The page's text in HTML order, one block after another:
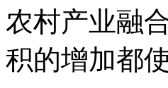
农村产业融
积的增加都